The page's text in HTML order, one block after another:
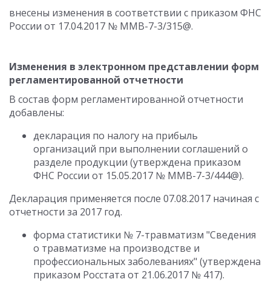
внесены изменения в соответствии с приказом ФНС
России от 17.04.2017 № ММВ-7-3/315@.
Изменения в электронном представлении форм
регламентированной отчетности
В состав форм регламентированной отчетности
добавлены:
декларация по налогу на прибыль
организаций при выполнении соглашений о
разделе продукции (утверждена приказом
ФНС России от 15.05.2017 № ММВ-7-3/444@).
Декларация применяется после 07.08.2017 начиная с
отчетности за 2017 год.
форма статистики № 7-травматизм "Сведения
о травматизме на производстве и
профессиональных заболеваниях" (утверждена
приказом Росстата от 21.06.2017 № 417).